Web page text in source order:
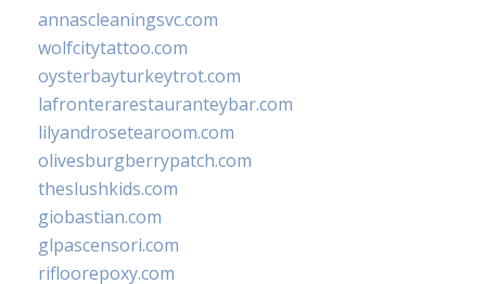
annascleaningsvc.com
wolfcitytattoo.com
oysterbayturkeytrot.com
lafronterarestauranteybar.com
lilyandrosetearoom.com
olivesburgberrypatch.com
theslushkids.com
giobastian.com
glpascensori.com
rifloorepoxy.com